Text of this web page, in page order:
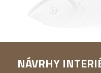
NÁVRHY